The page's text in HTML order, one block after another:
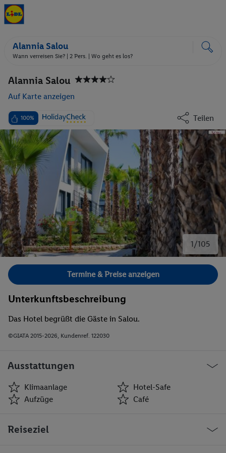
Alannia Salou
Wann verreisen Sie? | 2 Pers. | Wo geht es los?
Alannia Salou
Auf Karte anzeigen
100% Teilen
1/105
Bild 1 von 105.
Termine & Preise anzeigen
Unterkunftsbeschreibung
Das Hotel begrüßt die Gäste in Salou.
©GIATA 2015-2026, Kundenref. 122030
Ausstattungen
Klimaanlage
Hotel-Safe
Aufzüge
Café
Aufzüge
Reiseziel